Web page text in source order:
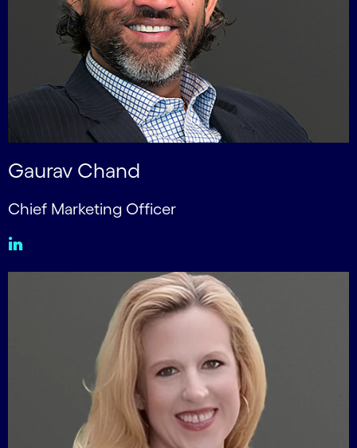
Gaurav Chand
Chief Marketing Officer